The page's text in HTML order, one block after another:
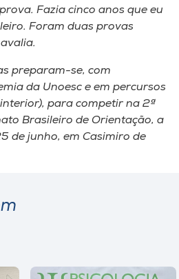
Fazia cinco anos que eu
Foram duas provas
preparam-se, com
da Unoesc e em percursos
para competir na 2ª
Brasileiro de Orientação, a
de junho, em Casimiro de